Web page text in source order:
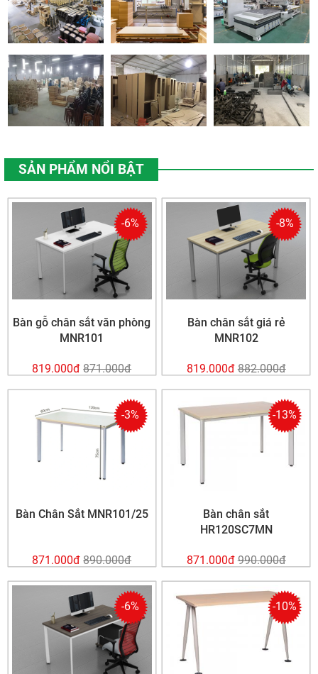
SẢN PHẨM NỔI BẬT
-6%
Bàn gỗ chân sắt văn phòng
MNR101
819.000đ 871.000đ
-8%
Bàn chân sắt giá rẻ
MNR102
819.000đ 882.000đ
-3%
Bàn Chân Sắt MNR101/25
871.000đ 890.000đ
-13%
Bàn chân sắt
HR120SC7MN
871.000đ 990.000đ
-6% -10%